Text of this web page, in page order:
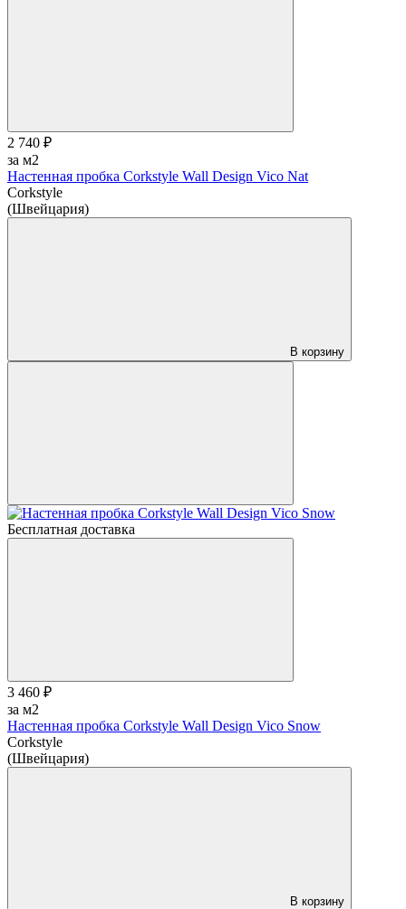
2 740 ₽
за м2
Настенная пробка Corkstyle Wall Design Vico Nat
Corkstyle
(Швейцария)
В корзину
Бесплатная доставка
3 460 ₽
за м2
Настенная пробка Corkstyle Wall Design Vico Snow
Corkstyle
(Швейцария)
В корзину